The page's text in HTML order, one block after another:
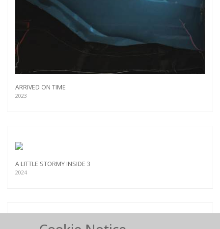
ARRIVED ON TIME
2023
A LITTLE STORMY INSIDE 3
2024